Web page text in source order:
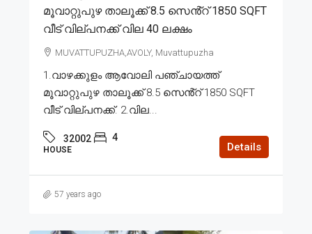
മൂവാറ്റുപുഴ താലൂക്ക് 8.5 സെൻ്റ് 1850 SQFT
വീട് വില്പനക്ക് വില 40 ലക്ഷം
MUVATTUPUZHA,AVOLY, Muvattupuzha
1.വാഴക്കുളം ആവോലി പഞ്ചായത്ത്
മൂവാറ്റുപുഴ താലൂക്ക് 8.5 സെൻ്റ് 1850 SQFT
വീട് വില്പനക്ക്. 2.വില...
32002 4
HOUSE Details
57 years ago